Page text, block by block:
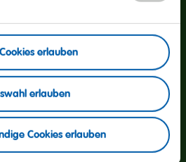
erlauben
erlauben
Cookies erlauben
<4.3g